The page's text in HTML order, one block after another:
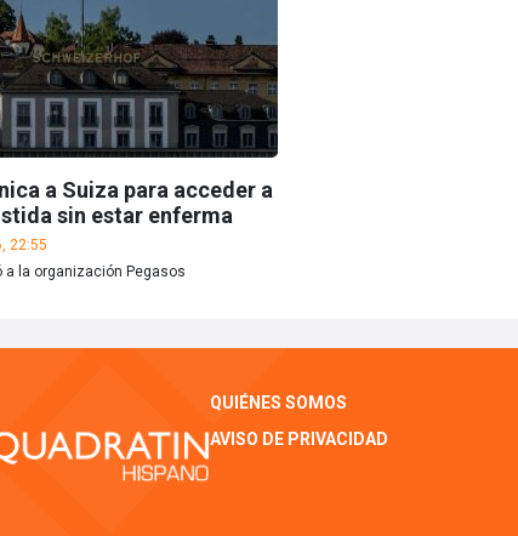
a Suiza para acceder a
sin estar enferma
22:55
a la organización Pegasos
QUIÉNES SOMOS
AVISO DE PRIVACIDAD